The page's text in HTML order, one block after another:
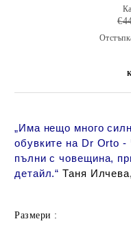
„Има нещо много
обувките на Dr Orto
пълни с човещина,
детайл.“ Таня
Размери :